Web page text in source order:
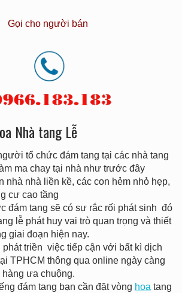
Gọi cho người bán
Nhà tang Lễ
tổ chức đám tang tại các nhà tang
ma chay tại nhà như trước đây
nhà nhà liền kề, các con hẻm nhỏ hẹp,
cư cao tầng
đám tang sẽ có sự rắc rối phát sinh đó
lễ phát huy vai trò quan trọng và thiết
giai đoạn hiện nay.
phát triền việc tiếp cận với bất kì dịch
TPHCM thông qua online ngày càng
ưa chuộng.
đám tang bạn cần đặt vòng hoa tang